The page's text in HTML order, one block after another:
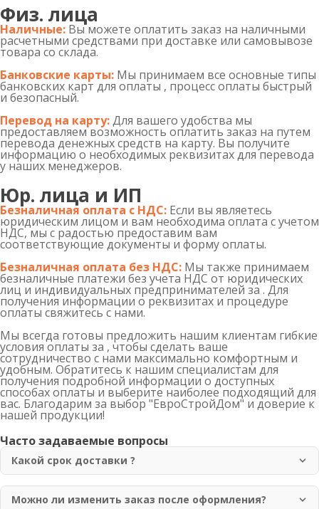
Физ. лица
Наличные: Вы можете оплатить заказ на наличными
расчетными средствами при доставке или самовывозе
товара со склада.
Банковские карты: Мы принимаем все основные типы
банковских карт для оплаты , процесс оплаты быстрый
и безопасный.
Перевод на карту:Для вашего удобства мы
предоставляем возможность оплатить заказ на путем
перевода денежных средств на карту. Вы получите
информацию о необходимых реквизитах для перевода
у наших менеджеров.
Юр. лица и ИП
Безналичная оплата с НДС: Если вы являетесь
юридическим лицом и вам необходима оплата с учетом
НДС, мы с радостью предоставим вам
соответствующие документы и форму оплаты.
Безналичная оплата без НДС: Мы также принимаем
безналичные платежи без учета НДС от юридических
лиц и индивидуальных предпринимателей за . Для
получения информации о реквизитах и процедуре
оплаты свяжитесь с нами.
Мы всегда готовы предложить нашим клиентам гибкие
условия оплаты за , чтобы сделать ваше
сотрудничество с нами максимально комфортным и
удобным. Обратитесь к нашим специалистам для
получения подробной информации о доступных
способах оплаты и выберите наиболее подходящий для
вас. Благодарим за выбор "ЕвроСтройДом" и доверие к
нашей продукции!
Часто задаваемые вопросы
Какой срок доставки ?
Доставка осуществляется в течение 1-3 рабочих дней
по Москве и области. Для отдаленных регионов срок
Можно ли изменить заказ после оформления?